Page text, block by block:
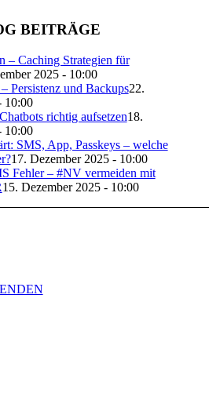
BEITRÄGE
– Caching Strategien für
2025 - 10:00
Persistenz und Backups22.
10:00
richtig aufsetzen18.
10:00
SMS, App, Passkeys – welche
17. Dezember 2025 - 10:00
Fehler – #NV vermeiden mit
15. Dezember 2025 - 10:00